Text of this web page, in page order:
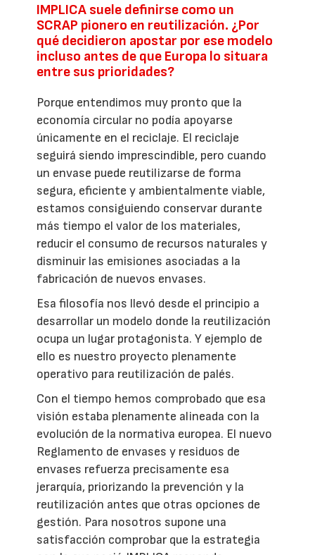
IMPLICA suele definirse como un
SCRAP pionero en reutilización. ¿Por
qué decidieron apostar por ese modelo
incluso antes de que Europa lo situara
entre sus prioridades?
Porque entendimos muy pronto que la
economía circular no podía apoyarse
únicamente en el reciclaje. El reciclaje
seguirá siendo imprescindible, pero cuando
un envase puede reutilizarse de forma
segura, eficiente y ambientalmente viable,
estamos consiguiendo conservar durante
más tiempo el valor de los materiales,
reducir el consumo de recursos naturales y
disminuir las emisiones asociadas a la
fabricación de nuevos envases.
Esa filosofía nos llevó desde el principio a
desarrollar un modelo donde la reutilización
ocupa un lugar protagonista. Y ejemplo de
ello es nuestro proyecto plenamente
operativo para reutilización de palés.
Con el tiempo hemos comprobado que esa
visión estaba plenamente alineada con la
evolución de la normativa europea. El nuevo
Reglamento de envases y residuos de
envases refuerza precisamente esa
jerarquía, priorizando la prevención y la
reutilización antes que otras opciones de
gestión. Para nosotros supone una
satisfacción comprobar que la estrategia